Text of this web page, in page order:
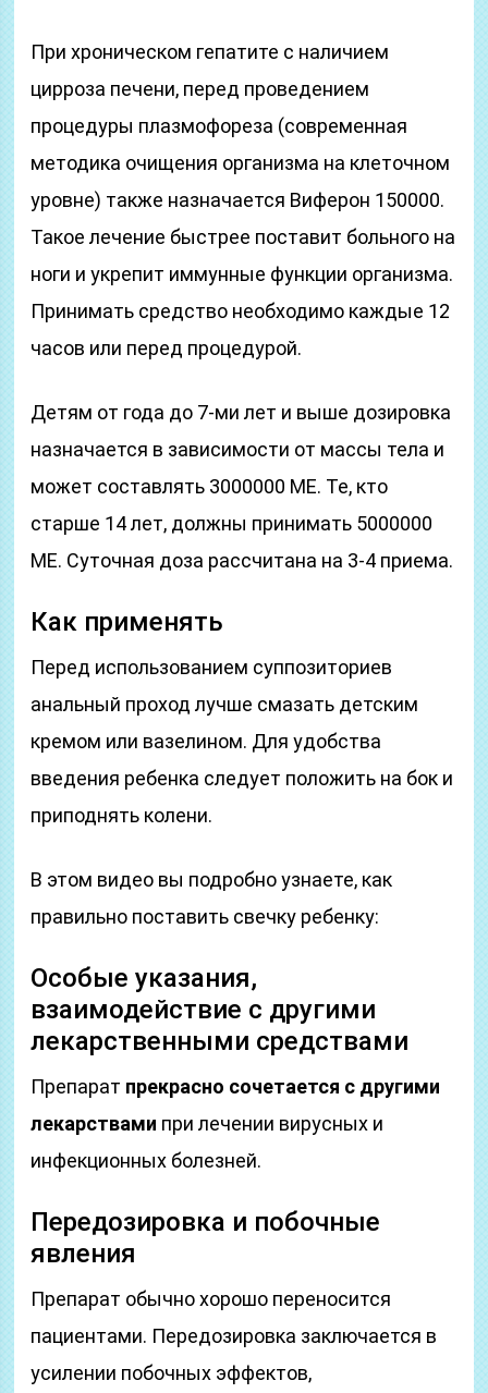
При хроническом гепатите с наличием
цирроза печени, перед проведением
процедуры плазмофореза (современная
методика очищения организма на клеточном
уровне) также назначается Виферон 150000.
Такое лечение быстрее поставит больного на
ноги и укрепит иммунные функции организма.
Принимать средство необходимо каждые 12
часов или перед процедурой.
Детям от года до 7-ми лет и выше дозировка
назначается в зависимости от массы тела и
может составлять 3000000 МЕ. Те, кто
старше 14 лет, должны принимать 5000000
МЕ. Суточная доза рассчитана на 3-4 приема.
Как применять
Перед использованием суппозиториев
анальный проход лучше смазать детским
кремом или вазелином. Для удобства
введения ребенка следует положить на бок и
приподнять колени.
В этом видео вы подробно узнаете, как
правильно поставить свечку ребенку:
Особые указания,
взаимодействие с другими
лекарственными средствами
Препарат прекрасно сочетается с другими
лекарствами при лечении вирусных и
инфекционных болезней.
Передозировка и побочные
явления
Препарат обычно хорошо переносится
пациентами. Передозировка заключается в
усилении побочных эффектов,